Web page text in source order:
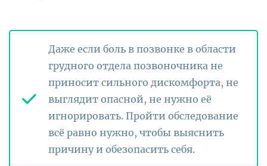
Даже если боль в позвонке в области
грудного отдела позвоночника не
приносит сильного дискомфорта, не
выглядит опасной, не нужно её
игнорировать. Пройти обследование
всё равно нужно, чтобы выяснить
причину и обезопасить себя.